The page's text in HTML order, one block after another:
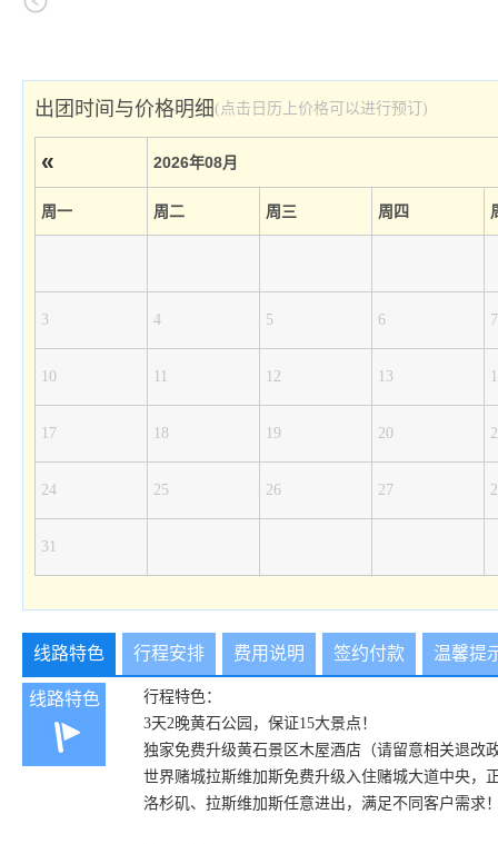
出团时间与价格明细(点击日历上价格可以进行预订)
« 2026年08月
周一 周二 周三 周四
3 4 5 6 7
10 11 12 13
17 18 19 20
24 25 26 27
31
线路特色 行程安排 费用说明 签约付款 温馨提
线路特色
行程特色：
3天2晚黄石公园，保证15大景点！
独家免费升级黄石景区木屋酒店（请留意相关退改
世界赌城拉斯维加斯免费升级入住赌城大道中央，
洛杉矶、拉斯维加斯任意进出，满足不同客户需求